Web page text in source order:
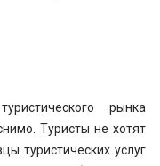
рынка
Туристы не хотят
туристических услуг